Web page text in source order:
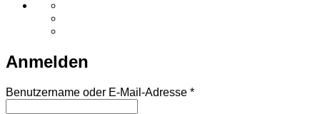
Anmelden
Benutzername oder E-Mail-Adresse *Erforderlich